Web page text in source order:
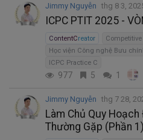
Jimmy Nguyễn thg 8 3,
ICPC PTIT 2025 -
ContentCreator
ICPC Practice C
977 5 1
Jimmy Nguyễn thg 7 28,
Làm Chủ Quy
Thường Gặp (Phần 1)